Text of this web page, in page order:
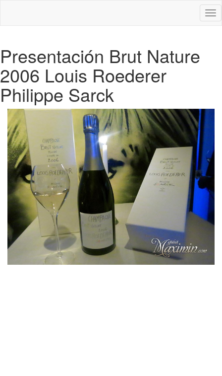
Presentación Brut Nature
2006 Louis Roederer
Philippe Sarck